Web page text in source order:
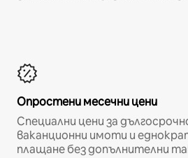
Опростени месечни цени
Специални цени за
ваканционни имоти и
плащане без допълнителни